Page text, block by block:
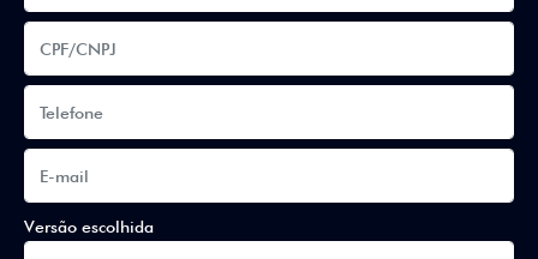
Versão escolhida